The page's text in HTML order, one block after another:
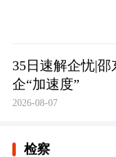
35日速解企忧|
企“加速度”
2026-08-07
检察